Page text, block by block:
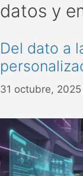
datos y
Del dato a
31 octubre, 2025